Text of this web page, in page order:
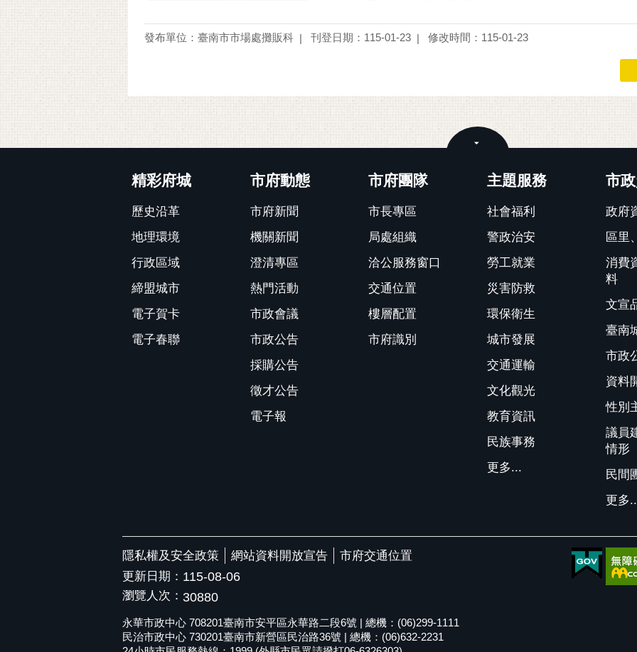
發布單位：臺南市市場處攤販科 刊登日期：115-01-23 修改時間：115-01-23
精彩府城
歷史沿革
地理環境
行政區域
締盟城市
電子賀卡
電子春聯
市府動態
市府新聞
機關新聞
澄清專區
熱門活動
市政會議
市政公告
採購公告
徵才公告
電子報
市府團隊
市長專區
局處組織
洽公服務窗口
交通位置
樓層配置
市府識別
主題服務
社會福利
警政治安
勞工就業
災害防救
環保衛生
城市發展
交通運輸
文化觀光
教育資訊
民族事務
更多...
市
政府
區里
消費
料
文宣
臺南
市政
資料
性別
議員
情形
民間
更多
隱私權及安全政策 網站資料開放宣告
市府交通位置
更新日期： 115-08-06
瀏覽人次： 30880
永華市政中心 708201臺南市安平區永華路二段6號 | 總機：(06)299-1111
民治市政中心 730201臺南市新營區民治路36號 | 總機：(06)632-2231